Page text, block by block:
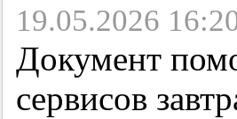
19.05.2026
Документ
сервисов